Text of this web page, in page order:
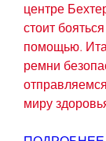
центре
стоит
помощью.
ремни
миру